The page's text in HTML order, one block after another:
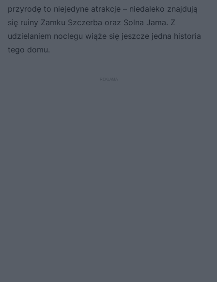
przyrodę to niejedyne atrakcje – niedaleko znajdują
się ruiny Zamku Szczerba oraz Solna Jama. Z
udzielaniem noclegu wiąże się jeszcze jedna historia
tego domu.